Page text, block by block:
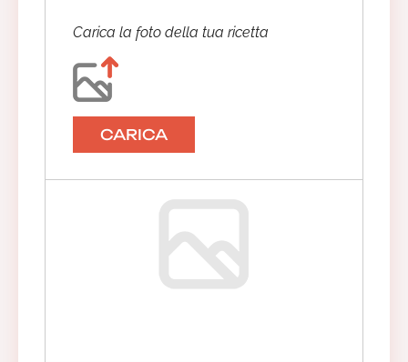
Carica la foto della tua ricetta
CARICA